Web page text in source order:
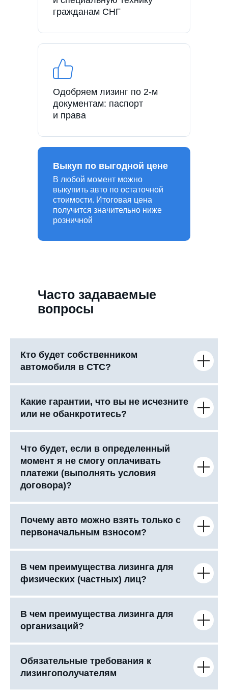
гражданам СНГ
Одобряем лизинг по 2-м
документам: паспорт
и права
В любой момент можно
выкупить авто по остаточной
стоимости. Итоговая цена
получится значительно ниже
розничной
Выкуп по выгодной цене
Часто задаваемые
вопросы
Кто будет собственником
автомобиля в СТС?
Какие гарантии, что вы не исчезните
или не обанкротитесь?
Что будет, если в определенный
момент я не смогу оплачивать
платежи (выполнять условия
договора)?
Почему авто можно взять только с
первоначальным взносом?
В чем преимущества лизинга для
физических (частных) лиц?
В чем преимущества лизинга для
организаций?
Обязательные требования к
лизингополучателям